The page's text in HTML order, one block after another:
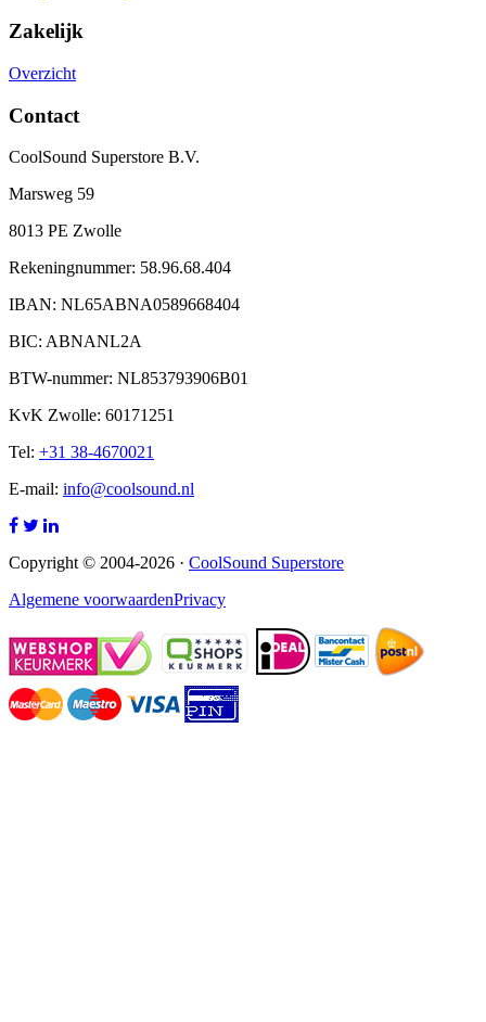
Zakelijk
Overzicht
Contact
CoolSound Superstore B.V.
Marsweg 59
8013 PE Zwolle
Rekeningnummer: 58.96.68.404
IBAN: NL65ABNA0589668404
BIC: ABNANL2A
BTW-nummer: NL853793906B01
KvK Zwolle: 60171251
Tel: +31 38-4670021
E-mail: info@coolsound.nl
Copyright © 2004-2026 · CoolSound Superstore
Algemene voorwaardenPrivacy